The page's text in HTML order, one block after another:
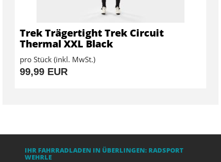
Trek Trägertight Trek Circuit
Thermal XXL Black
pro Stück (inkl. MwSt.)
99,99 EUR
IHR FAHRRADLADEN IN ÜBERLINGEN: RADSPORT
WEHRLE